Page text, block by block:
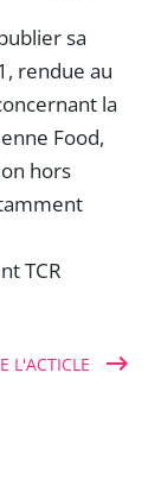
sa
rendue au
la
Food,
hors
TCR
L'ACTICLE